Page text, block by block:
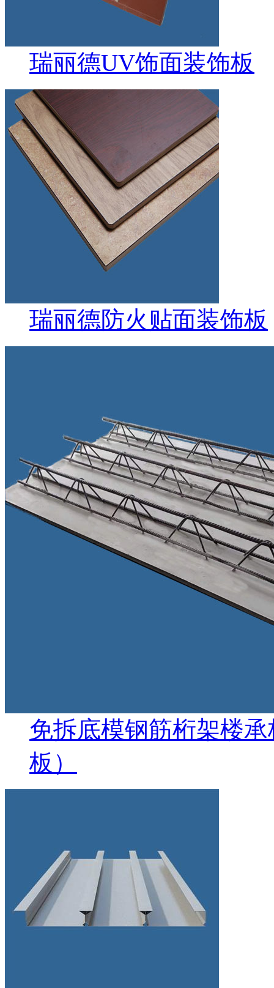
瑞丽德UV饰面装饰板
瑞丽德防火贴面装饰板
免拆底模钢筋桁架楼
板）